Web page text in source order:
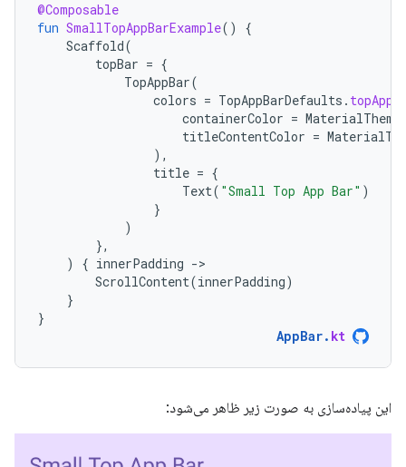
@Composable
fun SmallTopAppBarExample()
{
Scaffold(
topBar = {
TopAppBar(
colors = TopAppBarDefaults .
containerColor = MaterialTheme
titleContentColor =
),
title = {
Text( "Small Top App Bar" )
}
)
},
)
{ innerPadding -
ScrollContent(innerPadding)
}
}
AppBar. kt
این پیاده‌سازی به صورت زیر ظاهر می‌شود: